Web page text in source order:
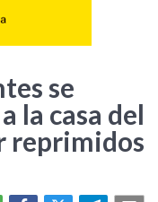
se
la casa del
reprimidos